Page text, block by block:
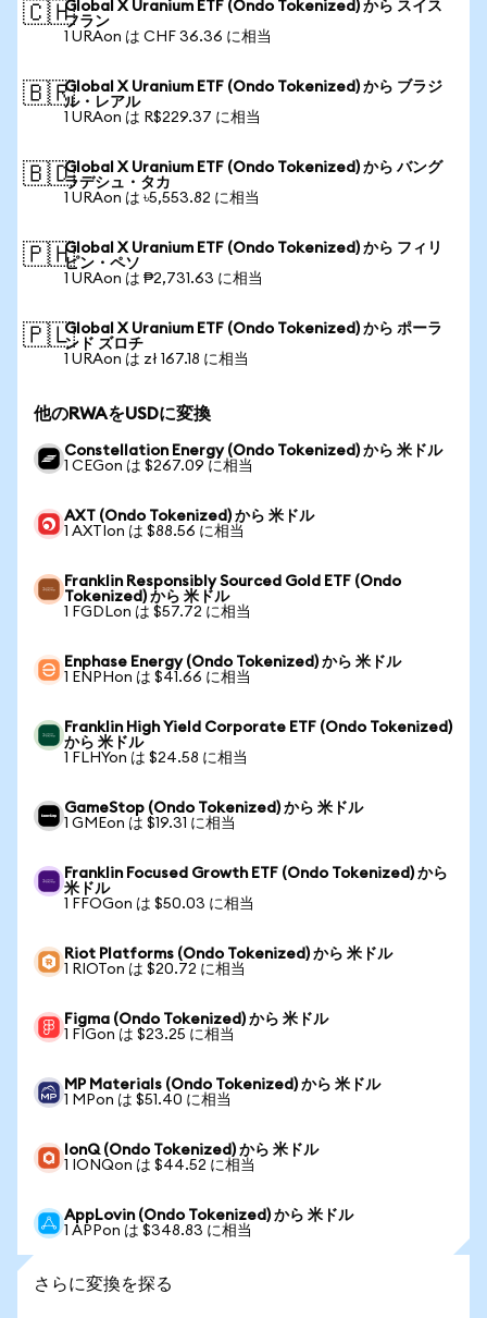
🇨🇭Global X Uranium ETF (Ondo Tokenized) から スイス
フラン
1 URAon は CHF 36.36 に相当
🇧🇷Global X Uranium ETF (Ondo Tokenized) から ブラジ
ル・レアル
1 URAon は R$229.37 に相当
🇧🇩Global X Uranium ETF (Ondo Tokenized) から バング
ラデシュ・タカ
1 URAon は ৳5,553.82 に相当
🇵🇭Global X Uranium ETF (Ondo Tokenized) から フィリ
ピン・ペソ
1 URAon は ₱2,731.63 に相当
🇵🇱Global X Uranium ETF (Ondo Tokenized) から ポーラ
ンド ズロチ
1 URAon は zł 167.18 に相当
他のRWAをUSDに変換
Constellation Energy (Ondo Tokenized) から 米ドル
1 CEGon は $267.09 に相当
AXT (Ondo Tokenized) から 米ドル
1 AXTIon は $88.56 に相当
Franklin Responsibly Sourced Gold ETF (Ondo
Tokenized) から 米ドル
1 FGDLon は $57.72 に相当
Enphase Energy (Ondo Tokenized) から 米ドル
1 ENPHon は $41.66 に相当
Franklin High Yield Corporate ETF (Ondo Tokenized)
から 米ドル
1 FLHYon は $24.58 に相当
GameStop (Ondo Tokenized) から 米ドル
1 GMEon は $19.31 に相当
Franklin Focused Growth ETF (Ondo Tokenized) から
米ドル
1 FFOGon は $50.03 に相当
Riot Platforms (Ondo Tokenized) から 米ドル
1 RIOTon は $20.72 に相当
Figma (Ondo Tokenized) から 米ドル
1 FIGon は $23.25 に相当
MP Materials (Ondo Tokenized) から 米ドル
1 MPon は $51.40 に相当
IonQ (Ondo Tokenized) から 米ドル
1 IONQon は $44.52 に相当
AppLovin (Ondo Tokenized) から 米ドル
1 APPon は $348.83 に相当
さらに変換を探る